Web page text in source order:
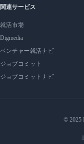
関連サービス
就活市場
Digmedia
ベンチャー就活ナビ
ジョブコミット
ジョブコミットナビ
© 2025